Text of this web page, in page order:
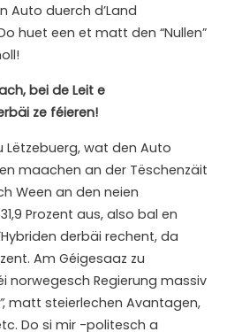
Auto duerch d’Land
huet een et matt den “Nullen”
bei de Leit e
ze féieren!
Lëtzebuerg, wat den Auto
maachen an der Tëschenzäit
Ween an den neien
Prozent aus, also bal en
derbäi rechent, da
Am Géigesaaz zu
norwegesch Regierung massiv
, matt steierlechen Avantagen,
Do si mir -politesch a